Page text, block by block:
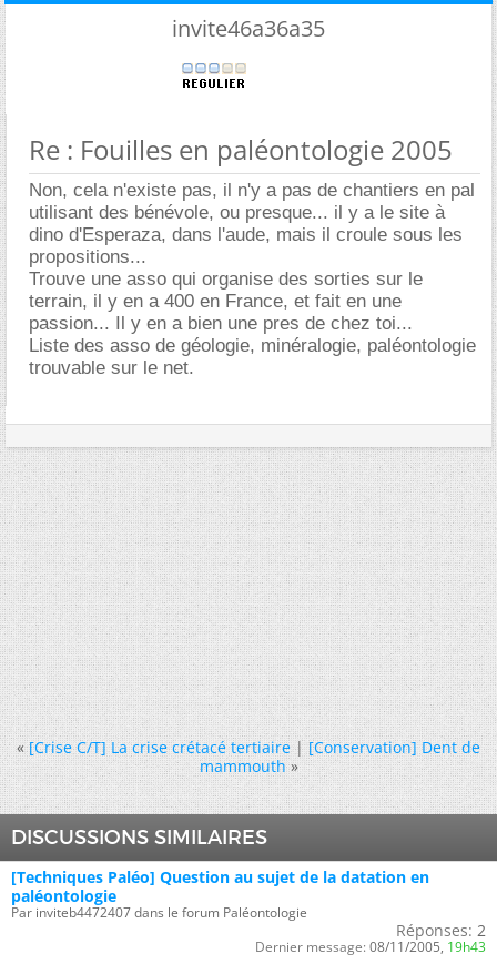
invite46a36a35
Re : Fouilles en paléontologie 2005
Non, cela n'existe pas, il n'y a pas de chantiers en pal
utilisant des bénévole, ou presque... il y a le site à
dino d'Esperaza, dans l'aude, mais il croule sous les
propositions...
Trouve une asso qui organise des sorties sur le
terrain, il y en a 400 en France, et fait en une
passion... Il y en a bien une pres de chez toi...
Liste des asso de géologie, minéralogie, paléontologie
trouvable sur le net.
« [Crise C/T] La crise crétacé tertiaire|[Conservation] Dent de
mammouth »
DISCUSSIONS SIMILAIRES
[Techniques Paléo] Question au sujet de la datation en
paléontologie
Par inviteb4472407 dans le forum Paléontologie
Réponses: 2
Dernier message: 08/11/2005, 19h43